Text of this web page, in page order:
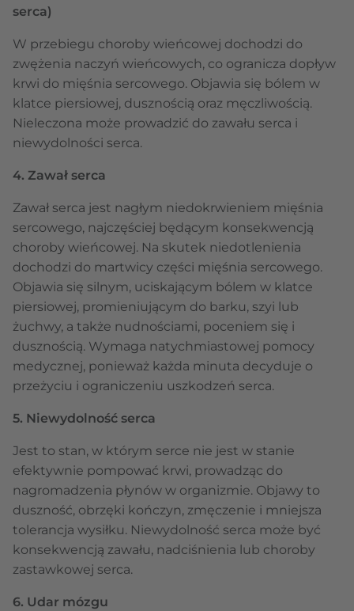
serca)
W przebiegu choroby wieńcowej dochodzi do
zwężenia naczyń wieńcowych, co ogranicza dopływ
krwi do mięśnia sercowego. Objawia się bólem w
klatce piersiowej, dusznością oraz męczliwością.
Nieleczona może prowadzić do zawału serca i
niewydolności serca.
4. Zawał serca
Zawał serca jest nagłym niedokrwieniem mięśnia
sercowego, najczęściej będącym konsekwencją
choroby wieńcowej. Na skutek niedotlenienia
dochodzi do martwicy części mięśnia sercowego.
Objawia się silnym, uciskającym bólem w klatce
piersiowej, promieniującym do barku, szyi lub
żuchwy, a także nudnościami, poceniem się i
dusznością. Wymaga natychmiastowej pomocy
medycznej, ponieważ każda minuta decyduje o
przeżyciu i ograniczeniu uszkodzeń serca.
5. Niewydolność serca
Jest to stan, w którym serce nie jest w stanie
efektywnie pompować krwi, prowadząc do
nagromadzenia płynów w organizmie. Objawy to
duszność, obrzęki kończyn, zmęczenie i mniejsza
tolerancja wysiłku. Niewydolność serca może być
konsekwencją zawału, nadciśnienia lub choroby
zastawkowej serca.
6. Udar mózgu